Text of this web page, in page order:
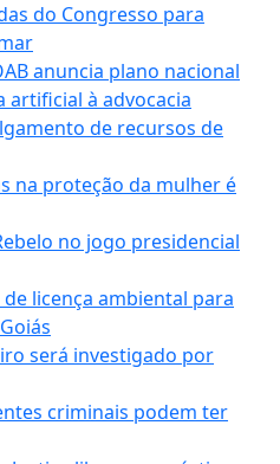
do Congresso para
anuncia plano nacional
à advocacia
de recursos de
na proteção da mulher é
no jogo presidencial
licença ambiental para
será investigado por
criminais podem ter